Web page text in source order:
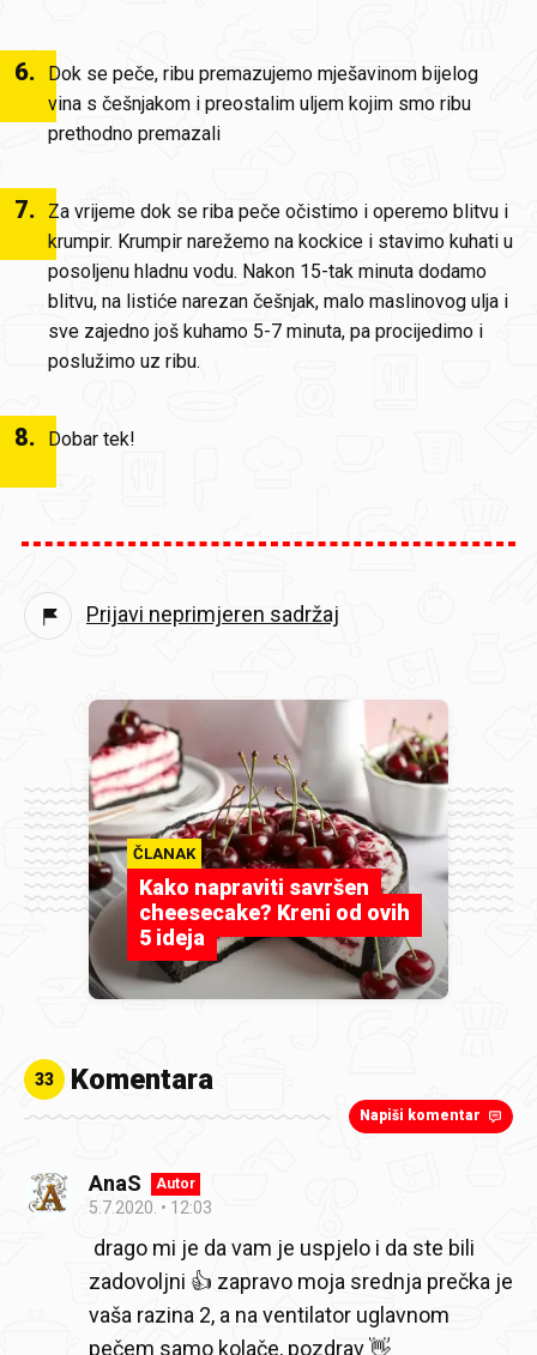
6.
Dok se peče, ribu premazujemo mješavinom bijelog
vina s češnjakom i preostalim uljem kojim smo ribu
prethodno premazali
7.
Za vrijeme dok se riba peče očistimo i operemo blitvu i
krumpir. Krumpir narežemo na kockice i stavimo kuhati u
posoljenu hladnu vodu. Nakon 15-tak minuta dodamo
blitvu, na listiće narezan češnjak, malo maslinovog ulja i
sve zajedno još kuhamo 5-7 minuta, pa procijedimo i
poslužimo uz ribu.
8. Dobar tek!
Prijavi neprimjeren sadržaj
ČLANAK
Kako napraviti savršen
cheesecake? Kreni od ovih
5 ideja
33 Komentara
Napiši komentar
AnaS Autor
5.7.2020. 12:03
drago mi je da vam je uspjelo i da ste bili
zadovoljni 👍 zapravo moja srednja prečka je
vaša razina 2, a na ventilator uglavnom
pečem samo kolače, pozdrav 👋